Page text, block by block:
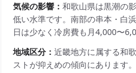
気候の影響： 和歌山県は黒潮の
低い水準です。南部の串本・白
日は少なく冷房費も月4,000〜
地域区分： 近畿地方に属する和
ストが抑えめの傾向にあります。